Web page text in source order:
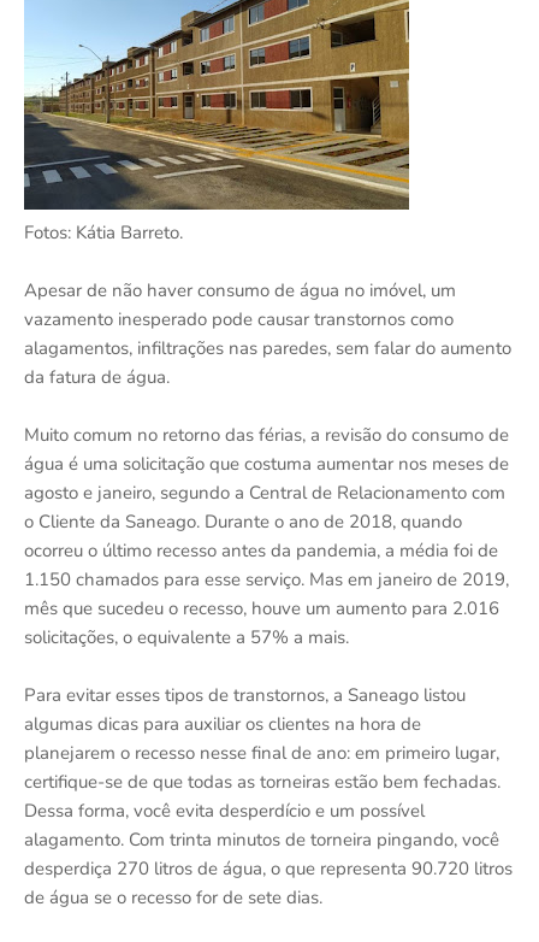
Fotos: Kátia Barreto.
Apesar de não haver consumo de água no imóvel, um
vazamento inesperado pode causar transtornos como
alagamentos, infiltrações nas paredes, sem falar do aumento
da fatura de água.
Muito comum no retorno das férias, a revisão do consumo de
água é uma solicitação que costuma aumentar nos meses de
agosto e janeiro, segundo a Central de Relacionamento com
o Cliente da Saneago. Durante o ano de 2018, quando
ocorreu o último recesso antes da pandemia, a média foi de
1.150 chamados para esse serviço. Mas em janeiro de 2019,
mês que sucedeu o recesso, houve um aumento para 2.016
solicitações, o equivalente a 57% a mais.
Para evitar esses tipos de transtornos, a Saneago listou
algumas dicas para auxiliar os clientes na hora de
planejarem o recesso nesse final de ano: em primeiro lugar,
certifique-se de que todas as torneiras estão bem fechadas.
Dessa forma, você evita desperdício e um possível
alagamento. Com trinta minutos de torneira pingando, você
desperdiça 270 litros de água, o que representa 90.720 litros
de água se o recesso for de sete dias.